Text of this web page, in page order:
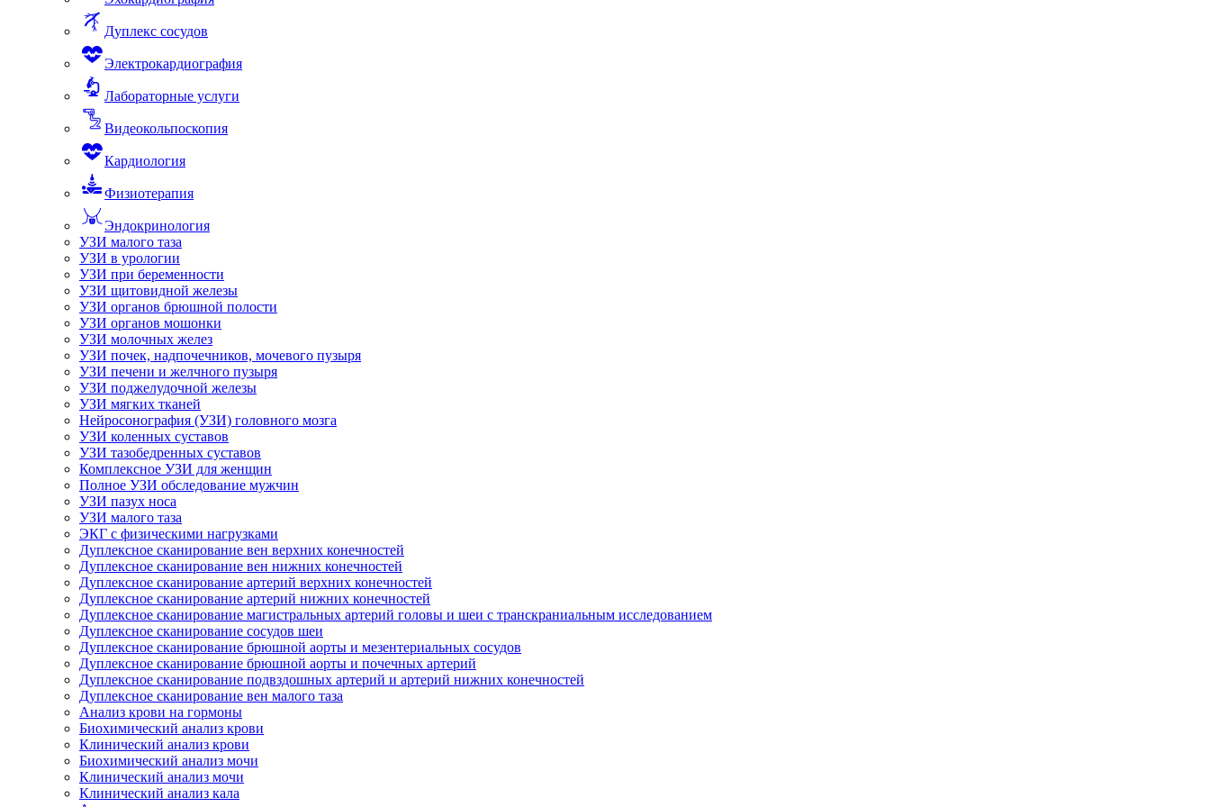
Дуплекс сосудов
Электрокардиография
Лабораторные услуги
Видеокольпоскопия
Кардиология
Физиотерапия
Эндокринология
УЗИ малого таза
УЗИ в урологии
УЗИ при беременности
УЗИ щитовидной железы
УЗИ органов брюшной полости
УЗИ органов мошонки
УЗИ молочных желез
УЗИ почек, надпочечников, мочевого пузыря
УЗИ печени и желчного пузыря
УЗИ поджелудочной железы
УЗИ мягких тканей
Нейросонография (УЗИ) головного мозга
УЗИ коленных суставов
УЗИ тазобедренных суставов
Комплексное УЗИ для женщин
Полное УЗИ обследование мужчин
УЗИ пазух носа
УЗИ малого таза
ЭКГ с физическими нагрузками
Дуплексное сканирование вен верхних конечностей
Дуплексное сканирование вен нижних конечностей
Дуплексное сканирование артерий верхних конечностей
Дуплексное сканирование артерий нижних конечностей
Дуплексное сканирование магистральных артерий головы и шеи с транскраниальным исследованием
Дуплексное сканирование сосудов шеи
Дуплексное сканирование брюшной аорты и мезентериальных сосудов
Дуплексное сканирование брюшной аорты и почечных артерий
Дуплексное сканирование подвздошных артерий и артерий нижних конечностей
Дуплексное сканирование вен малого таза
Анализ крови на гормоны
Биохимический анализ крови
Клинический анализ крови
Биохимический анализ мочи
Клинический анализ мочи
Клинический анализ кала